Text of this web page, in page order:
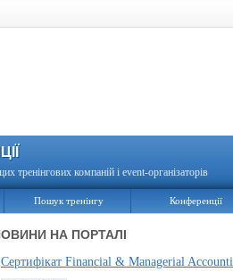
тренінгових компаній і event-організаторів
Пошук тренінгу Конференції
НА ПОРТАЛІ
Сертифікат Financial & Managerial